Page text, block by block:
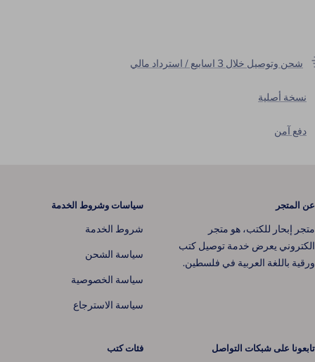
شحن وتوصيل خلال 3 اسابيع / استرداد مالي
نسخة أصلية
دفع آمن
عن المتجر
متجر إبحار للكتب، هو متجر
الكتروني يعرض خدمة توصيل كتب
ورقية باللغة العربية في فلسطين.
سياسات وشروط الخدمة
شروط الخدمة
سياسة الشحن
سياسة الخصوصية
سياسة الاسترجاع
تابعونا على شبكات التواصل فئات كتب